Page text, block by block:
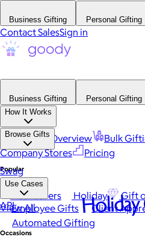
Business Gifting Personal Gifting
Contact SalesSign in
Business Gifting
Personal Gifting
How It Works
Platform Overview Bulk
Company Stores
Pricing
Browse Gifts
Popular
Best Sellers Holiday Gift
View All
Occasions
Swag
Use Cases
Employee Gifts Client
Automated Gifting
API Holiday